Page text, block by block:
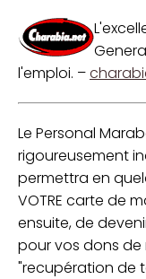
l'emploi. –
Le Personal
rigoureusement
permettra en
VOTRE carte de
ensuite, de
pour vos dons
"recupération de